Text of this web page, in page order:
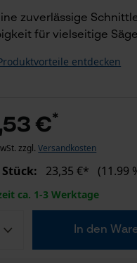
zuverlässige
für vielseitige
entdecken
€*
zzgl.Versandkosten
Stück: 23,35 €* (11.99
ca. 1-3 Werktage
In den